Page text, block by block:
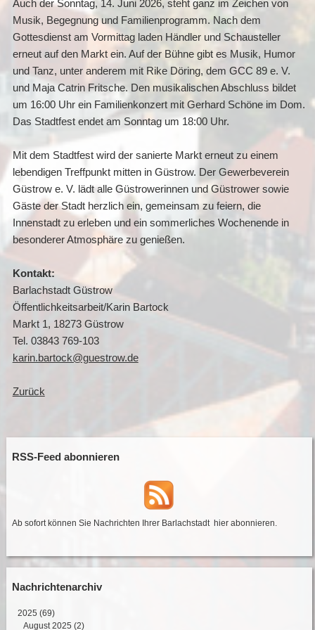
Auch der Sonntag, 14. Juni 2026, steht ganz im Zeichen von
Musik, Begegnung und Familienprogramm. Nach dem
Gottesdienst am Vormittag laden Händler und Schausteller
erneut auf den Markt ein. Auf der Bühne gibt es Musik, Humor
und Tanz, unter anderem mit Rike Döring, dem GCC 89 e. V.
und Maja Catrin Fritsche. Den musikalischen Abschluss bildet
um 16:00 Uhr ein Familienkonzert mit Gerhard Schöne im Dom.
Das Stadtfest endet am Sonntag um 18:00 Uhr.
Mit dem Stadtfest wird der sanierte Markt erneut zu einem
lebendigen Treffpunkt mitten in Güstrow. Der Gewerbeverein
Güstrow e. V. lädt alle Güstrowerinnen und Güstrower sowie
Gäste der Stadt herzlich ein, gemeinsam zu feiern, die
Innenstadt zu erleben und ein sommerliches Wochenende in
besonderer Atmosphäre zu genießen.
Kontakt:
Barlachstadt Güstrow
Öffentlichkeitsarbeit/Karin Bartock
Markt 1, 18273 Güstrow
Tel. 03843 769-103
karin.bartock@guestrow.de
Zurück
RSS-Feed abonnieren
Ab sofort können Sie Nachrichten Ihrer Barlachstadt hier abonnieren.
Nachrichtenarchiv
2025 (69)
August 2025 (2)